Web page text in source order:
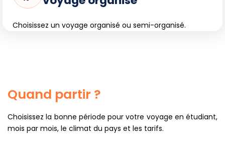
Choisissez un voyage organisé ou semi-organisé.
Quand partir ?
Choisissez la bonne période pour votre voyage en étudiant,
mois par mois, le climat du pays et les tarifs.